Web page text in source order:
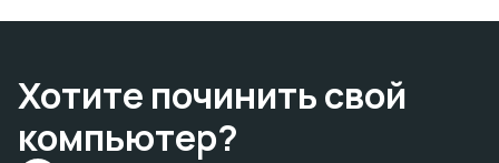
Хотите починить свой
компьютер?